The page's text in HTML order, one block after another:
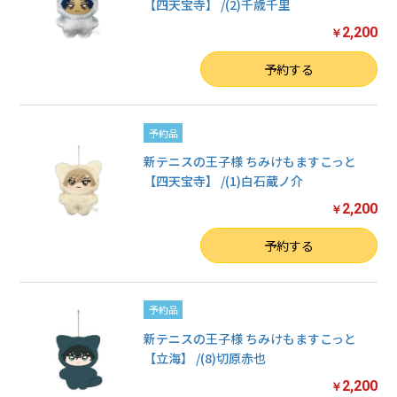
【四天宝寺】 /(2)千歳千里
￥ 2,200
予約する
予約品
新テニスの王子様 ちみけもますこっと
【四天宝寺】 /(1)白石蔵ノ介
￥ 2,200
予約する
予約品
新テニスの王子様 ちみけもますこっと
【立海】 /(8)切原赤也
￥ 2,200